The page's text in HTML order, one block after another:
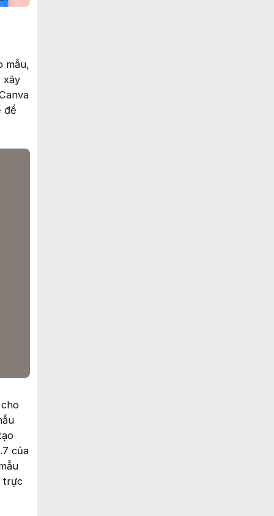
mẫu,
xây
để
của
trực